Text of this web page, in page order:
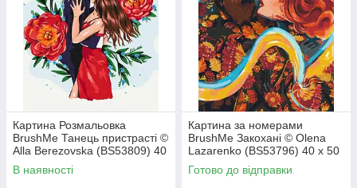
Картина Розмальовка
BrushMe Танець пристрасті ©
Alla Berezovska (BS53809) 40
х 50 см
В наявності
Картина за номерами
BrushMe Закохані © Olena
Lazarenko (BS53796) 40 х 50
см
Готово до відправки